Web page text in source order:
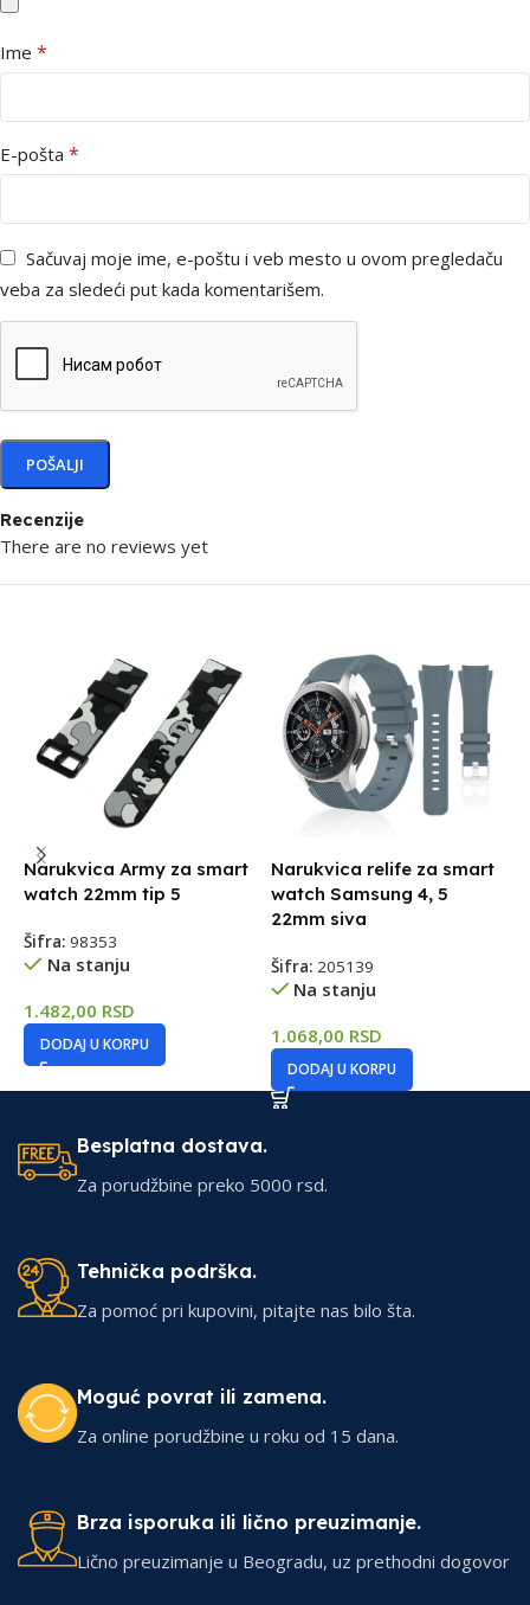
Recenzije
There are no reviews yet
Ime *
E-pošta *
Sačuvaj moje ime, e-poštu i veb mesto u ovom pregledaču
veba za sledeći put kada komentarišem.
Narukvica Army za smart
watch 22mm tip 5
Šifra: 98353
Na stanju
1.482,00 RSD
DODAJ U KORPU
Narukvica relife za smart
watch Samsung 4, 5
22mm siva
Šifra: 205139
Na stanju
1.068,00 RSD
DODAJ U KORPU
Besplatna dostava.
Za porudžbine preko 5000 rsd.
Tehnička podrška.
Za pomoć pri kupovini, pitajte nas bilo šta.
Moguć povrat ili zamena.
Za online porudžbine u roku od 15 dana.
Brza isporuka ili lično preuzimanje.
Lično preuzimanje u Beogradu, uz prethodni dogovor